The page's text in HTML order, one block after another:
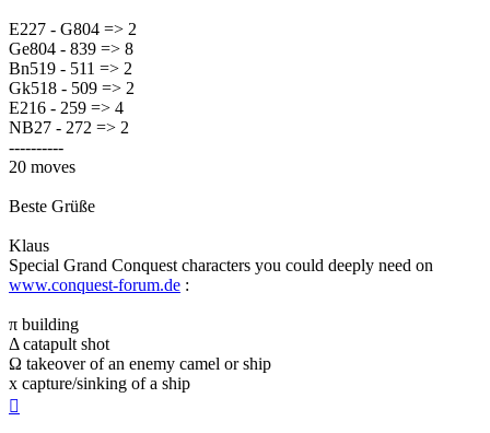
E227 - G804 => 2
Ge804 - 839 => 8
Bn519 - 511 => 2
Gk518 - 509 => 2
E216 - 259 => 4
NB27 - 272 => 2
----------
20 moves
Beste Grüße
Klaus
Special Grand Conquest characters you could deeply need on
www.conquest-forum.de :
π building
Δ catapult shot
Ω takeover of an enemy camel or ship
x capture/sinking of a ship